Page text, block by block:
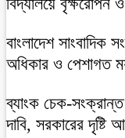
বাংলাদেশ সাংবাদিক
অধিকার ও পেশাগত
ব্যাংক চেক-
দাবি, সরকারের দৃষ্টি